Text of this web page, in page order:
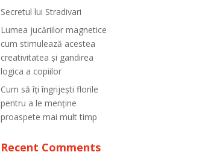
Secretul lui Stradivari
Lumea jucăriilor magnetice
cum stimulează acestea
creativitatea și gandirea
logica a copiilor
Cum să îți îngrijești florile
pentru a le menține
proaspete mai mult timp
Recent Comments